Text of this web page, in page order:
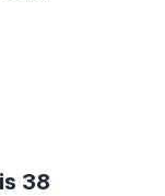
38